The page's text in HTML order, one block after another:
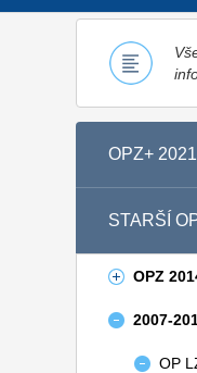
OPZ+
STARŠÍ
OPZ
2007-
OP